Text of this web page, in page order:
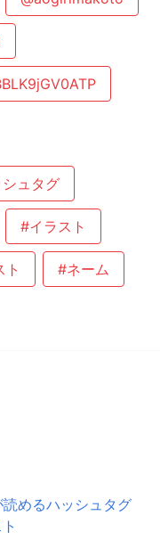
ュタグ
#イラスト
ト #ネーム
めるハッシュタグ